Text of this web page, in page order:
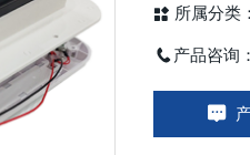
所属分类
产品咨询